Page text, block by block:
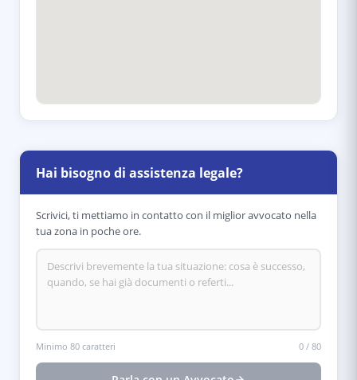
Hai bisogno di assistenza legale?
Scrivici, ti mettiamo in contatto con il miglior avvocato nella
tua zona in poche ore.
Minimo 80 caratteri 0 / 80